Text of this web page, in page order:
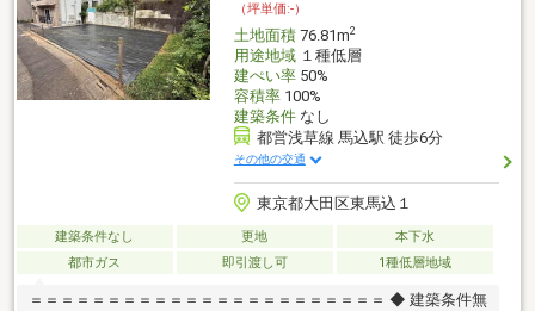
（坪単価:-）
土地面積76.81m2
用途地域１種低層
建ぺい率50%
容積率100%
建築条件なし
都営浅草線 馬込駅 徒歩6分
その他の交通
東京都大田区東馬込１
建築条件なし 更地
本下水
都市ガス
即引渡し可 1種低層地域
＝＝＝＝＝＝＝＝＝＝＝＝＝＝＝＝＝＝＝＝＝＝＝ ◆ 建築条件無